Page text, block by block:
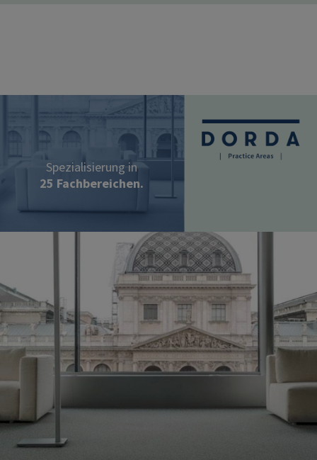
Spezialisierung in
25 Fachbereichen.